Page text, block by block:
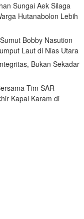
Sungai Aek Silaga
Hutanabolon Lebih
Bobby Nasution
Laut di Nias Utara
Bukan Sekadar
Tim SAR
Kapal Karam di